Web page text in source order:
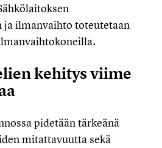
ja ilmanvaihto toteutetaan
kehitys viime
pidetään tärkeänä
mitattavuutta sekä